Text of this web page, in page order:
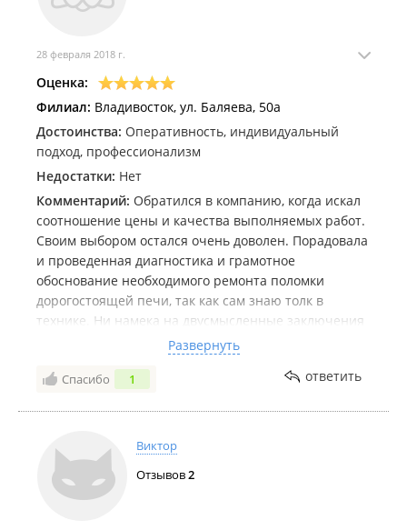
28 февраля 2018 г.
Оценка:
Филиал: Владивосток, ул. Баляева, 50а
Достоинства: Оперативность, индивидуальный
подход, профессионализм
Недостатки: Нет
Комментарий: Обратился в компанию, когда искал
соотношение цены и качества выполняемых работ.
Своим выбором остался очень доволен. Порадовала
и проведенная диагностика и грамотное
обоснование необходимого ремонта поломки
дорогостоящей печи, так как сам знаю толк в
технике. Ни намека на двусмысленные заключения
или желание "скосить шару". Теперь есть доверие, в
фирму может позвонить мать и и ни ей, ни мне не
нужно стыковаться, чтоб контролировать или
мастеров! Два раза пришлось переносить
посещение мастера по моей вине, бывают
обстоятельства по работе и самочувствия родных.
Желаю Вам процветания и всех благ! Очень
Развернуть
Спасибо 1 ответить
Виктор
Отзывов2